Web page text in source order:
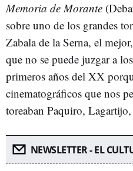
Memoria de Morante
sobre uno de los grandes
Zabala de la Serna, el
que no se puede juzgar a
primeros años del XX
cinematográficos que nos
toreaban Paquiro,
NEWSLETTER - EL